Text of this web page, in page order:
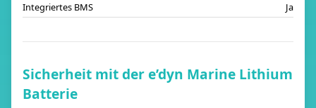
Integriertes BMS
Ja
Sicherheit mit der e’dyn Marine Lithium
Batterie